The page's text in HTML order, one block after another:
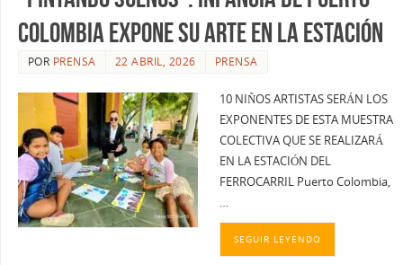
Colombia expone su arte en la Estación
POR PRENSA 22 ABRIL, 2026 PRENSA
10 NIÑOS ARTISTAS SERÁN LOS
EXPONENTES DE ESTA MUESTRA
COLECTIVA QUE SE REALIZARÁ
EN LA ESTACIÓN DEL
FERROCARRIL Puerto Colombia,
…
SEGUIR LEYENDO